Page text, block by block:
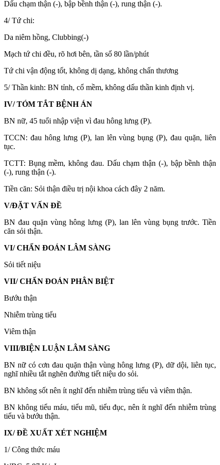
Dấu chạm thận (-), bập bềnh thận (-), rung thận (-).
4/ Tứ chi:
Da niêm hồng, Clubbing(-)
Mạch tứ chi đều, rõ hơi bên, tần số 80 lần/phút
Tứ chi vận động tốt, không dị dạng, không chấn thương
5/ Thần kinh: BN tỉnh, cổ mềm, không dấu thần kinh định vị.
IV/ TÓM TẮT BỆNH ÁN
BN nữ, 45 tuổi nhập viện vì đau hông lưng (P).
TCCN: đau hông lưng (P), lan lên vùng bụng (P), đau quặn, liên
tục.
TCTT: Bụng mềm, không đau. Dấu chạm thận (-), bập bềnh thận
(-), rung thận (-).
Tiền căn: Sỏi thận điều trị nội khoa cách đây 2 năm.
V/ĐẶT VẤN ĐỀ
BN đau quặn vùng hông lưng (P), lan lên vùng bụng trước. Tiền
căn sỏi thận.
VI/ CHẨN ĐOÁN LÂM SÀNG
Sỏi tiết niệu
VII/ CHẨN ĐOÁN PHÂN BIỆT
Bướu thận
Nhiễm trùng tiểu
Viêm thận
VIII/BIỆN LUẬN LÂM SÀNG
BN nữ có cơn đau quặn thận vùng hông lưng (P), dữ dội, liên tục,
nghĩ nhiều tắt nghẽn đường tiết niệu do sỏi.
BN không sốt nên ít nghĩ đến nhiễm trùng tiểu và viêm thận.
BN không tiểu máu, tiểu mũ, tiểu đục, nên ít nghĩ đến nhiễm trùng
tiểu và bướu thận.
IX/ ĐỀ XUẤT XÉT NGHIỆM
1/ Công thức máu